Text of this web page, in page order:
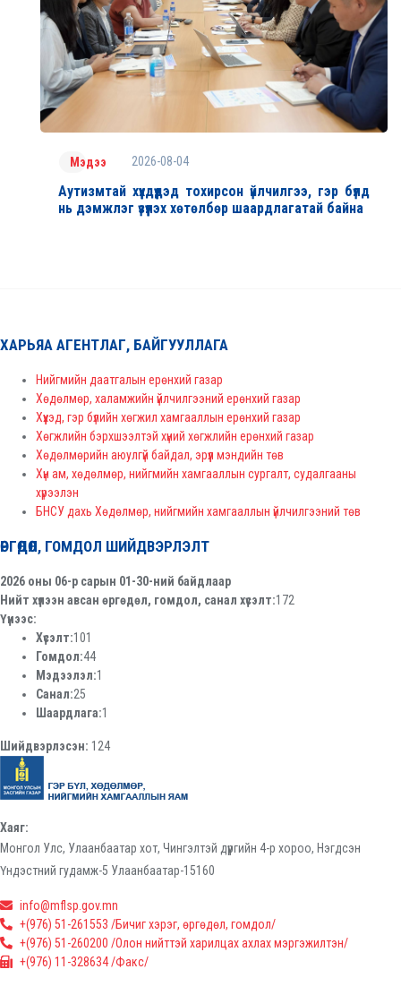
Мэдээ 2026-08-04
Аутизмтай хүүхдүүдэд тохирсон үйлчилгээ, гэр бүлд
нь дэмжлэг үзүүлэх хөтөлбөр шаардлагатай байна
ХАРЬЯА АГЕНТЛАГ, БАЙГУУЛЛАГА
Нийгмийн даатгалын ерөнхий газар
Хөдөлмөр, халамжийн үйлчилгээний ерөнхий газар
Хүүхэд, гэр бүлийн хөгжил хамгааллын ерөнхий газар
Хөгжлийн бэрхшээлтэй хүний хөгжлийн ерөнхий газар
Хөдөлмөрийн аюулгүй байдал, эрүүл мэндийн төв
Хүн ам, хөдөлмөр, нийгмийн хамгааллын сургалт, судалгааны
хүрээлэн
БНСУ дахь Хөдөлмөр, нийгмийн хамгааллын үйлчилгээний төв
ӨРГӨДӨЛ, ГОМДОЛ ШИЙДВЭРЛЭЛТ
2026 оны 06-р сарын 01-30-ний байдлаар
Нийт хүлээн авсан өргөдөл, гомдол, санал хүсэлт:172
Үүнээс:
Хүсэлт:101
Гомдол:44
Мэдээлэл:1
Санал:25
Шаардлага:1
Шийдвэрлэсэн: 124
Хаяг:
Монгол Улс, Улаанбаатар хот, Чингэлтэй дүүргийн 4-р хороо, Нэгдсэн
Үндэстний гудамж-5 Улаанбаатар-15160
info@mflsp.gov.mn
+(976) 51-261553 /Бичиг хэрэг, өргөдөл, гомдол/
+(976) 51-260200 /Олон нийттэй харилцах ахлах мэргэжилтэн/
+(976) 11-328634 /Факс/